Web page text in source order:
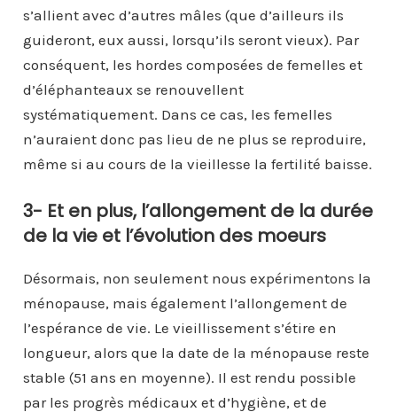
s’allient avec d’autres mâles (que d’ailleurs ils
guideront, eux aussi, lorsqu’ils seront vieux). Par
conséquent, les hordes composées de femelles et
d’éléphanteaux se renouvellent
systématiquement. Dans ce cas, les femelles
n’auraient donc pas lieu de ne plus se reproduire,
même si au cours de la vieillesse la fertilité baisse.
3- Et en plus, l’allongement de la durée
de la vie et l’évolution des moeurs
Désormais, non seulement nous expérimentons la
ménopause, mais également l’allongement de
l’espérance de vie. Le vieillissement s’étire en
longueur, alors que la date de la ménopause reste
stable (51 ans en moyenne). Il est rendu possible
par les progrès médicaux et d’hygiène, et de